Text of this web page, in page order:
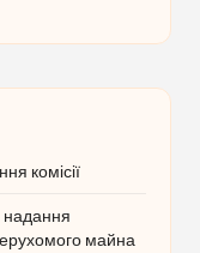
комісії
надання
майна